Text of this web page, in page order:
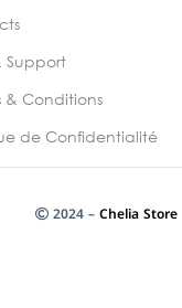
Support
& Conditions
de Confidentialité
2024 –Chelia Store